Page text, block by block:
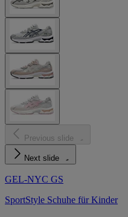
Previous slide
Next slide
GEL-NYC GS
SportStyle Schuhe für Kinder